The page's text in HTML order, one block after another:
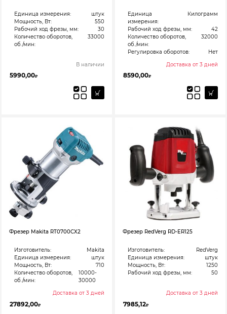
Единица измерения:
штук
Мощность, Вт:
550
Рабочий ход фрезы, мм:
30
Количество оборотов,
об./мин:
33000
В наличии
5990,00₽
Единица
измерения:
Килограмм
Рабочий ход фрезы, мм:
42
Количество оборотов,
об./мин:
32000
Регулировка оборотов:
Нет
Доставка от 3 дней
8590,00₽
Фрезер Makita RT0700CX2
Изготовитель:
Makita
Единица измерения:
штук
Мощность, Вт:
710
Количество оборотов,
об./мин:
10000-
30000
Доставка от 3 дней
27892,00₽
Фрезер RedVerg RD-ER125
Изготовитель:
RedVerg
Единица измерения:
штук
Мощность, Вт:
1250
Рабочий ход фрезы, мм:
50
Доставка от 3 дней
7985,12₽